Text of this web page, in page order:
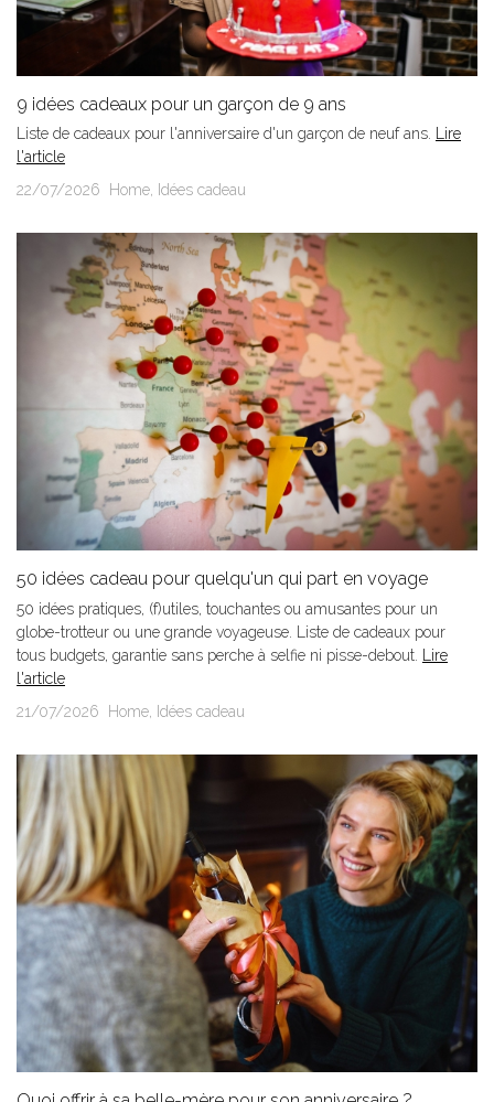
9 idées cadeaux pour un garçon de 9 ans
Liste de cadeaux pour l'anniversaire d'un garçon de neuf ans.
Lire
l'article
22/07/2026
Home Idées cadeau
50 idées cadeau pour quelqu'un qui part en voyage
50 idées pratiques, (f)utiles, touchantes ou amusantes pour un
globe-trotteur ou une grande voyageuse. Liste de cadeaux pour
tous budgets, garantie sans perche à selfie ni pisse-debout.
Lire
l'article
21/07/2026
Home Idées cadeau